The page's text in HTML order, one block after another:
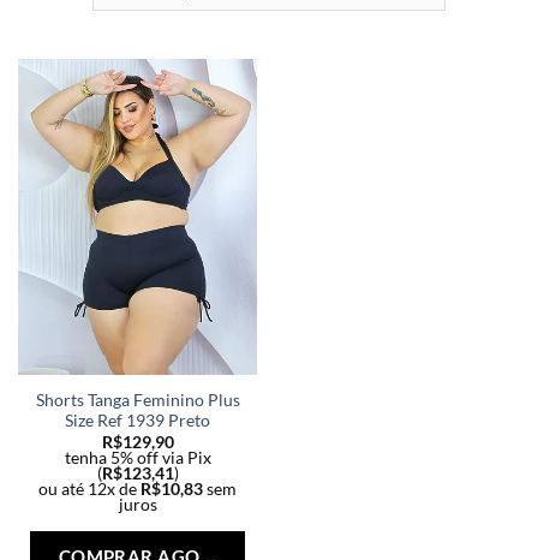
Shorts Tanga Feminino Plus
Size Ref 1939 Preto
R$129,90
tenha 5% off via Pix
(R$123,41)
ou até 12x de R$10,83sem
juros